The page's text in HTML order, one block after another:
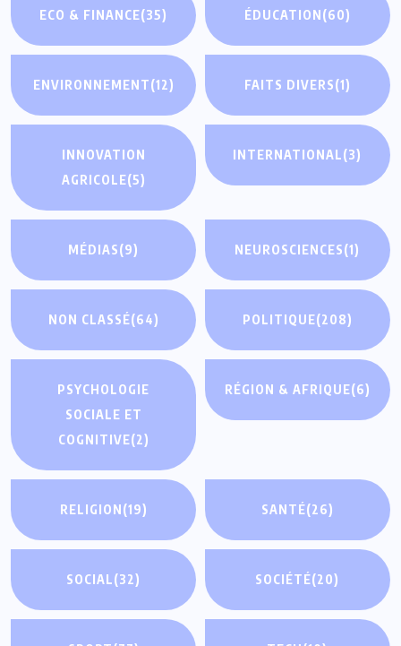
ECO & FINANCE(35) ÉDUCATION(60)
ENVIRONNEMENT(12) FAITS DIVERS(1)
INNOVATION
AGRICOLE(5)
INTERNATIONAL(3)
MÉDIAS(9) NEUROSCIENCES(1)
NON CLASSÉ(64) POLITIQUE(208)
PSYCHOLOGIE
SOCIALE ET
COGNITIVE(2)
RÉGION & AFRIQUE(6)
RELIGION(19) SANTÉ(26)
SOCIAL(32) SOCIÉTÉ(20)